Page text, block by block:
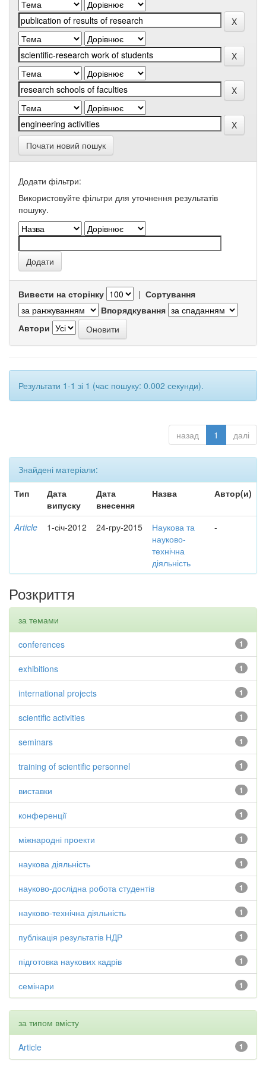
Почати новий пошук
Додати фільтри:
Використовуйте фільтри для уточнення результатів
пошуку.
Вивести на сторінку | Сортування
Впорядкування
Автори
Результати 1-1 зі 1 (час пошуку: 0.002 секунди).
назад 1 далі
Знайдені матеріали:
Тип
Дата
випуску
Дата
внесення
Назва Автор(и)
Article 1-січ-2012 24-гру-2015
Наукова та
науково-
технічна
діяльність
-
Розкриття
за темами
1
conferences
1
exhibitions
1
international projects
1
scientific activities
1
seminars
1
training of scientific personnel
1
виставки
1
конференції
1
міжнародні проекти
1
наукова діяльність
1
науково-дослідна робота студентів
1
науково-технічна діяльність
1
публікація результатів НДР
1
підготовка наукових кадрів
1
семінари
за типом вмісту
1
Article